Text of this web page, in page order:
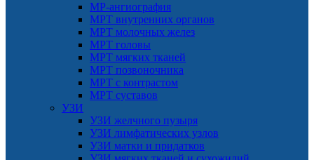
МР-ангиография
МРТ внутренних органов
МРТ молочных желез
МРТ головы
МРТ мягких тканей
МРТ позвоночника
МРТ с контрастом
МРТ суставов
УЗИ
УЗИ желчного пузыря
УЗИ лимфатических узлов
УЗИ матки и придатков